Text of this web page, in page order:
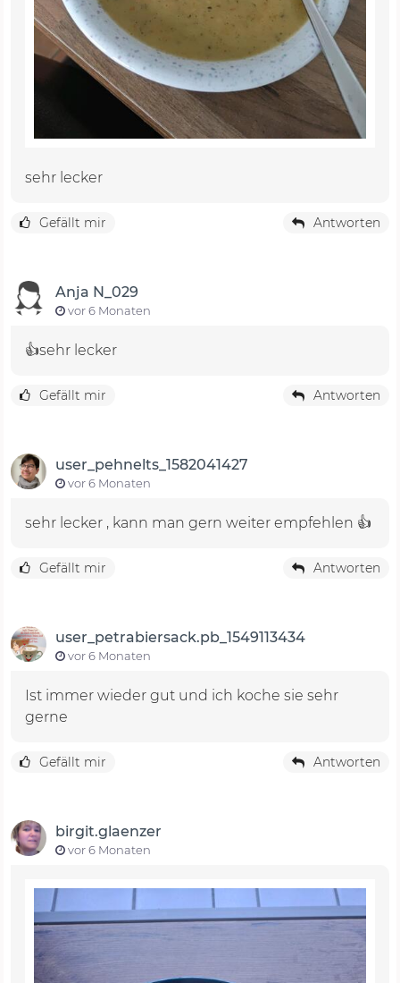
sehr lecker
Gefällt mir Antworten
Anja N_029
vor 6 Monaten
👍sehr lecker
Gefällt mir Antworten
user_pehnelts_1582041427
vor 6 Monaten
sehr lecker , kann man gern weiter empfehlen 👍
Gefällt mir Antworten
user_petrabiersack.pb_1549113434
vor 6 Monaten
Ist immer wieder gut und ich koche sie sehr
gerne
Gefällt mir Antworten
birgit.glaenzer
vor 6 Monaten